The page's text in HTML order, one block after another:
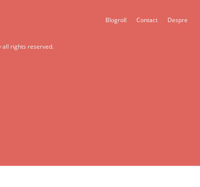
Blogroll Contact Despre
all rights reserved.